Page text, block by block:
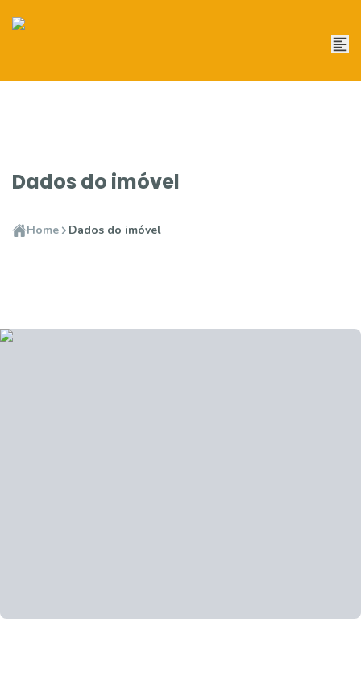
Dados do imóvel
Home Dados do imóvel